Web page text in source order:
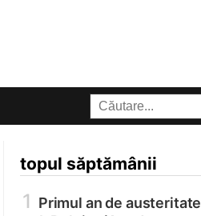
topul săptămânii
1
Primul an de austeritate